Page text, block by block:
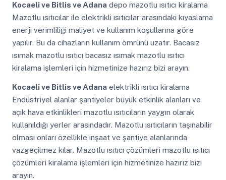
Kocaeli ve Bitlis ve Adanadepo mazotlu ısıtıcı kiralama
Mazotlu ısıtıcılar ile elektrikli ısıtıcılar arasındaki kıyaslama
enerji verimliliği maliyet ve kullanım koşullarına göre
yapılır. Bu da cihazların kullanım ömrünü uzatır. Bacasız
ısımak mazotlu ısıtıcı bacasız ısımak mazotlu ısıtıcı
kiralama işlemleri için hizmetinize hazırız bizi arayın.
Kocaeli ve Bitlis ve Adanaelektrikli ısıtıcı kiralama
Endüstriyel alanlar şantiyeler büyük etkinlik alanları ve
açık hava etkinlikleri mazotlu ısıtıcıların yaygın olarak
kullanıldığı yerler arasındadır. Mazotlu ısıtıcıların taşınabilir
olması onları özellikle inşaat ve şantiye alanlarında
vazgeçilmez kılar. Mazotlu ısıtıcı çözümleri mazotlu ısıtıcı
çözümleri kiralama işlemleri için hizmetinize hazırız bizi
arayın.